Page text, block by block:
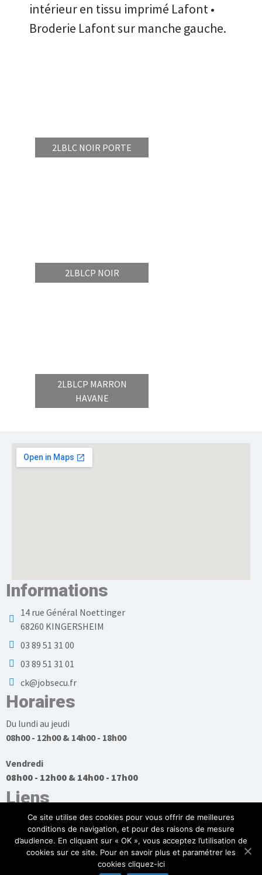
intérieur en tissu imprimé Lafont •
Broderie Lafont sur manche gauche.
2LBLC NOIR PORTE
2LBLCP NOIR
2LBLCP MARRON
HAVANE
Informations
14 rue Général Noettinger
68260 KINGERSHEIM
03 89 51 31 00
03 89 51 31 01
ck@jobsecu.fr
Horaires
Du lundi au jeudi
08h00 - 12h00 & 14h00 - 18h00
Vendredi
08h00 - 12h00 & 14h00 - 17h00
Liens
Ce site utilise des cookies pour vous offrir de meilleures
conditions de navigation, et pour des raisons de mesure
d’audience. En cliquant sur « OK », vous acceptez l’utilisation de
cookies sur ce site. Pour en savoir plus et paramétrer les
cookies cliquez-ici